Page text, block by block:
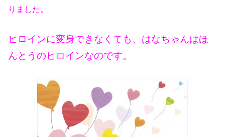
りました。
ヒロインに変身できなくても、はなちゃんはほ
んとうのヒロインなのです。